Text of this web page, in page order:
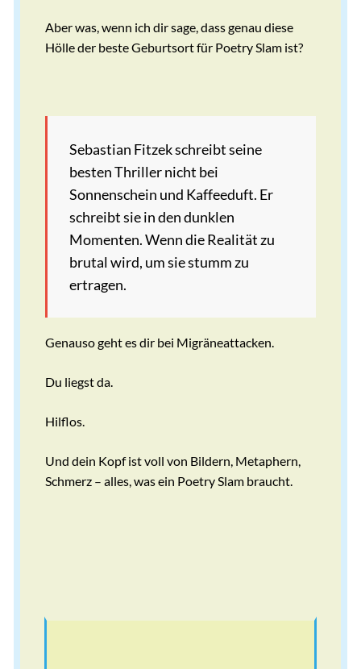
Aber was, wenn ich dir sage, dass genau diese
Hölle der beste Geburtsort für Poetry Slam ist?
Sebastian Fitzek schreibt seine
besten Thriller nicht bei
Sonnenschein und Kaffeeduft. Er
schreibt sie in den dunklen
Momenten. Wenn die Realität zu
brutal wird, um sie stumm zu
ertragen.
Genauso geht es dir bei Migräneattacken.
Du liegst da.
Hilflos.
Und dein Kopf ist voll von Bildern, Metaphern,
Schmerz – alles, was ein Poetry Slam braucht.